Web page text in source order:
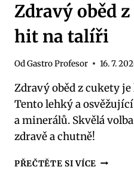
Zdravý oběd
hit na talíři
OdGastro Profesor 16. 7.
Zdravý oběd z cukety
Tento lehký a
a minerálů. Skvělá
zdravě a chutně!
PŘEČTĚTE SI VÍCE ZDRAVÝ